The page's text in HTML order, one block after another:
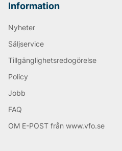
Information
Nyheter
Säljservice
Tillgänglighetsredogörelse
Policy
Jobb
FAQ
OM E-POST från www.vfo.se